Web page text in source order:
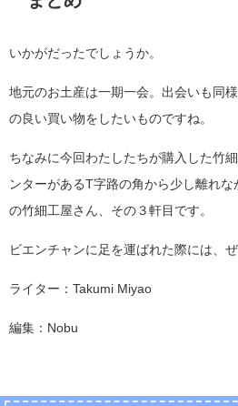
いかがだったでしょうか。
地元のお土産は一期一会。出会いも同
の良い買い物をしたいものですね。
ちなみに今回わたしたちが購入した竹
ンターがあるT字路の角から少し離れ
の竹細工屋さん、その３軒目です。
ビエンチャンに足を運ばれた際には、
ライター：Takumi Miyao
編集：Nobu